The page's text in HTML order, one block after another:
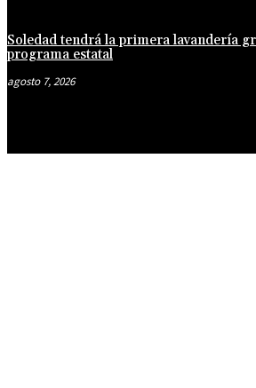
Soledad tendrá la primera lavandería
programa estatal
agosto 7, 2026